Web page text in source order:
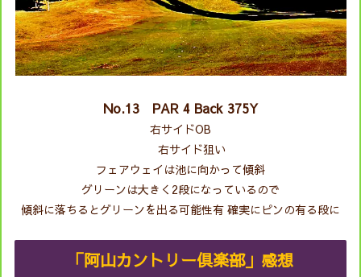
No.13 PAR 4 Back 375Y
右サイドOB
右サイド狙い
フェアウェイは池に向かって傾斜
グリーンは大きく2段になっているので
傾斜に落ちるとグリーンを出る可能性有 確実にピンの有る段に
「阿山カントリー倶楽部」感想